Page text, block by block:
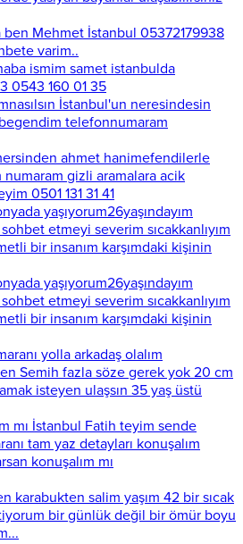
ben Mehmet İstanbul 05372179938
varim..
ismim samet istanbulda
0543 160 01 35
İstanbul'un neresindesin
telefonnumaram
ahmet hanimefendilerle
gizli aramalara acik
0501 131 31 41
yaşıyorum26yaşındayım
etmeyi severim sıcakkanlıyım
bir insanım karşımdaki kişinin
yaşıyorum26yaşındayım
etmeyi severim sıcakkanlıyım
bir insanım karşımdaki kişinin
yolla arkadaş olalım
Semih fazla söze gerek yok 20 cm
isteyen ulaşsın 35 yaş üstü
mı İstanbul Fatih teyim sende
tam yaz detayları konuşalım
konuşalım mı
karabukten salim yaşım 42 bir sıcak
bir günlük değil bir ömür boyu